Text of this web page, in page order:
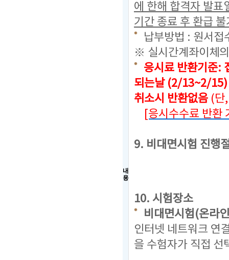
내
용
에 한해 합격자 발표
기간 종료 후 환급
납부방법 : 원서접
※ 실시간계좌이체
응시료 반환기준:
되는날 (2/13~2/15)
취소시 반환없음 (단
[응시수수료 반환
9. 비대면시험 진행
10. 시험장소
비대면시험(온라
인터넷 네트워크 연
을 수험자가 직접 선